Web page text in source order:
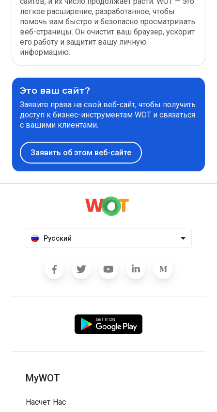
легкое расширение, разработанное, чтобы
помочь вам быстро и безопасно просматривать
веб-страницы. Он очистит ваш браузер, ускорит
его работу и защитит вашу личную
информацию.
Это ваш сайт?
Заявите права на свой веб-сайт, чтобы получить
доступ к бизнес-инструментам WOT и связаться
с вашими клиентами.
Заявить об этом веб-сайте
Русский
MyWOT
Насчет Нас